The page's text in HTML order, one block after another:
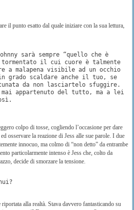
il punto esatto dal quale iniziare con la sua lettura,
sarà sempre “quello che è
il cui cuore è talmente
a malapena visibile ad un occhio
grado scaldare anche il tuo, se
da non lasciartelo sfuggire.
appartenuto del tutto, ma a lei
colpo di tosse, cogliendo l’occasione per dare
osservare la reazione di Jess alle sue parole. I due
innocuo, ma colmo di “non detto” da entrambe
particolarmente intenso è Jess che, colto da
decide di smorzare la tensione.
alla realtà. Stava davvero fantasticando su